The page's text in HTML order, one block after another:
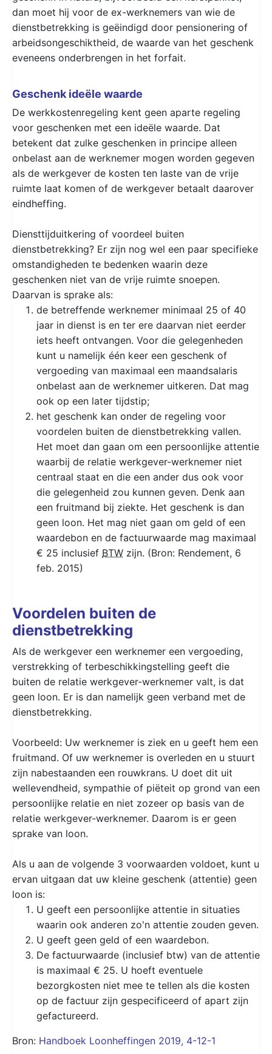
dan moet hij voor de ex-werknemers van wie de
dienstbetrekking is geëindigd door pensionering of
arbeidsongeschiktheid, de waarde van het geschenk
eveneens onderbrengen in het forfait.
Geschenk ideële waarde
De werkkostenregeling kent geen aparte regeling
voor geschenken met een ideële waarde. Dat
betekent dat zulke geschenken in principe alleen
onbelast aan de werknemer mogen worden gegeven
als de werkgever de kosten ten laste van de vrije
ruimte laat komen of de werkgever betaalt daarover
eindheffing.
Diensttijduitkering of voordeel buiten
dienstbetrekking? Er zijn nog wel een paar specifieke
omstandigheden te bedenken waarin deze
geschenken niet van de vrije ruimte snoepen.
Daarvan is sprake als:
de betreffende werknemer minimaal 25 of 40
jaar in dienst is en ter ere daarvan niet eerder
iets heeft ontvangen. Voor die gelegenheden
kunt u namelijk één keer een geschenk of
vergoeding van maximaal een maandsalaris
onbelast aan de werknemer uitkeren. Dat mag
ook op een later tijdstip;
het geschenk kan onder de regeling voor
voordelen buiten de dienstbetrekking vallen.
Het moet dan gaan om een persoonlijke attentie
waarbij de relatie werkgever-werknemer niet
centraal staat en die een ander dus ook voor
die gelegenheid zou kunnen geven. Denk aan
een fruitmand bij ziekte. Het geschenk is dan
geen loon. Het mag niet gaan om geld of een
waardebon en de factuurwaarde mag maximaal
€ 25 inclusief BTW zijn. (Bron: Rendement, 6
feb. 2015)
Voordelen buiten de
dienstbetrekking
Als de werkgever een werknemer een vergoeding,
verstrekking of terbeschikkingstelling geeft die
buiten de relatie werkgever-werknemer valt, is dat
geen loon. Er is dan namelijk geen verband met de
dienstbetrekking.
Voorbeeld: Uw werknemer is ziek en u geeft hem een
fruitmand. Of uw werknemer is overleden en u stuurt
zijn nabestaanden een rouwkrans. U doet dit uit
wellevendheid, sympathie of piëteit op grond van een
persoonlijke relatie en niet zozeer op basis van de
relatie werkgever-werknemer. Daarom is er geen
sprake van loon.
Als u aan de volgende 3 voorwaarden voldoet, kunt u
ervan uitgaan dat uw kleine geschenk (attentie) geen
loon is:
U geeft een persoonlijke attentie in situaties
waarin ook anderen zo'n attentie zouden geven.
U geeft geen geld of een waardebon.
De factuurwaarde (inclusief btw) van de attentie
is maximaal € 25. U hoeft eventuele
bezorgkosten niet mee te tellen als die kosten
op de factuur zijn gespecificeerd of apart zijn
gefactureerd.
Bron: Handboek Loonheffingen 2019, 4-12-1